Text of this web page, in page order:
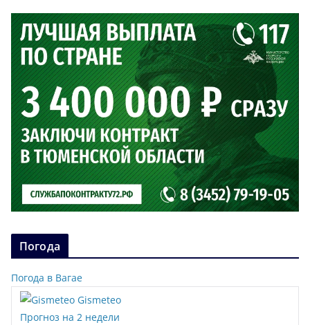
Погода
Погода в Вагае
Gismeteo
Прогноз на 2 недели